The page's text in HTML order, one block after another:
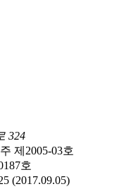
324
제2005-03호
호
(2017.09.05)